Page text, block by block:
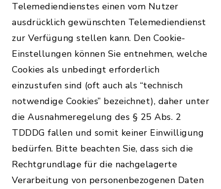
Telemediendienstes einen vom Nutzer
ausdrücklich gewünschten Telemediendienst
zur Verfügung stellen kann. Den Cookie-
Einstellungen können Sie entnehmen, welche
Cookies als unbedingt erforderlich
einzustufen sind (oft auch als “technisch
notwendige Cookies” bezeichnet), daher unter
die Ausnahmeregelung des § 25 Abs. 2
TDDDG fallen und somit keiner Einwilligung
bedürfen. Bitte beachten Sie, dass sich die
Rechtgrundlage für die nachgelagerte
Verarbeitung von personenbezogenen Daten